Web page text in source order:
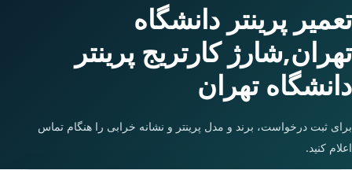
تعمیر پرینتر دانشگاه
تهران,شارژ کارتریج پرینتر
دانشگاه تهران
برای ثبت درخواست، برند و مدل پرینتر و نشانه خرابی را هنگام تماس
اعلام کنید.